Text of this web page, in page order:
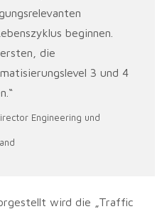
beginnen.
die
3 und 4
Engineering und
wird die „Traffic